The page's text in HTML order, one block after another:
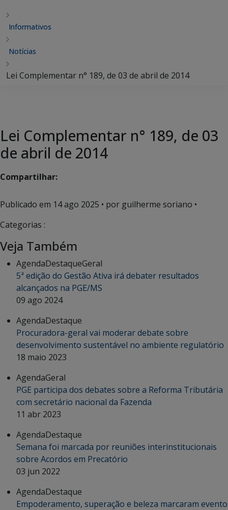
Informativos
Notícias
Lei Complementar n° 189, de 03 de abril de 2014
Lei Complementar n° 189, de 03
de abril de 2014
Compartilhar:
Publicado em 14 ago 2025 • por guilherme soriano •
Categorias :
Veja Também
AgendaDestaqueGeral
5ª edição do Gestão Ativa irá debater resultados
alcançados na PGE/MS
09 ago 2024
AgendaDestaque
Procuradora-geral vai moderar debate sobre
desenvolvimento sustentável no ambiente regulatório
18 maio 2023
AgendaGeral
PGE participa dos debates sobre a Reforma Tributária
com secretário nacional da Fazenda
11 abr 2023
AgendaDestaque
Semana foi marcada por reuniões interinstitucionais
sobre Acordos em Precatório
03 jun 2022
AgendaDestaque
Empoderamento, superação e beleza marcaram evento